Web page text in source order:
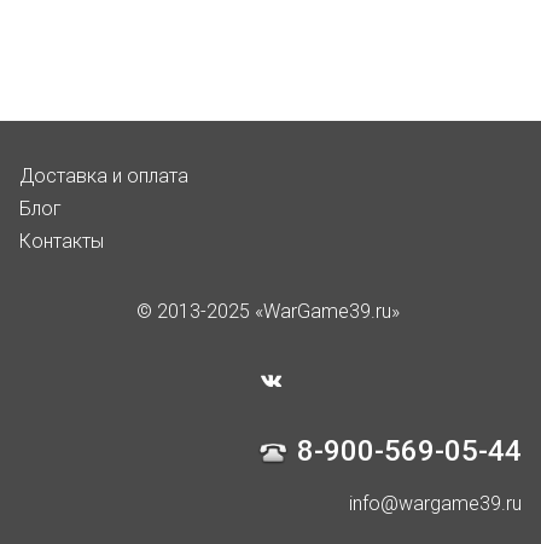
Доставка и оплата
Блог
Контакты
© 2013-2025 «WarGame39.ru»
8-900-569-05-44
info@wargame39.ru